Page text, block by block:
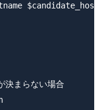
決まらない場合